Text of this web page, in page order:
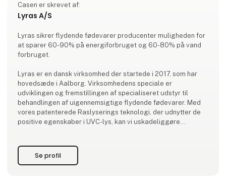
Casen er skrevet af:
Lyras A/S
Lyras sikrer flydende fødevarer producenter muligheden for
at sparer 60-90% på energiforbruget og 60-80% på vand
forbruget.
Lyras er en dansk virksomhed der startede i 2017, som har
hovedsæde i Aalborg. Virksomhedens speciale er
udviklingen og fremstillingen af specialiseret udstyr til
behandlingen af uigennemsigtige flydende fødevarer. Med
vores patenterede Raslyserings teknologi, der udnytter de
positive egenskaber i UVC-lys, kan vi uskadeliggøre
produktion foregår i egne faciliteter
Se profil